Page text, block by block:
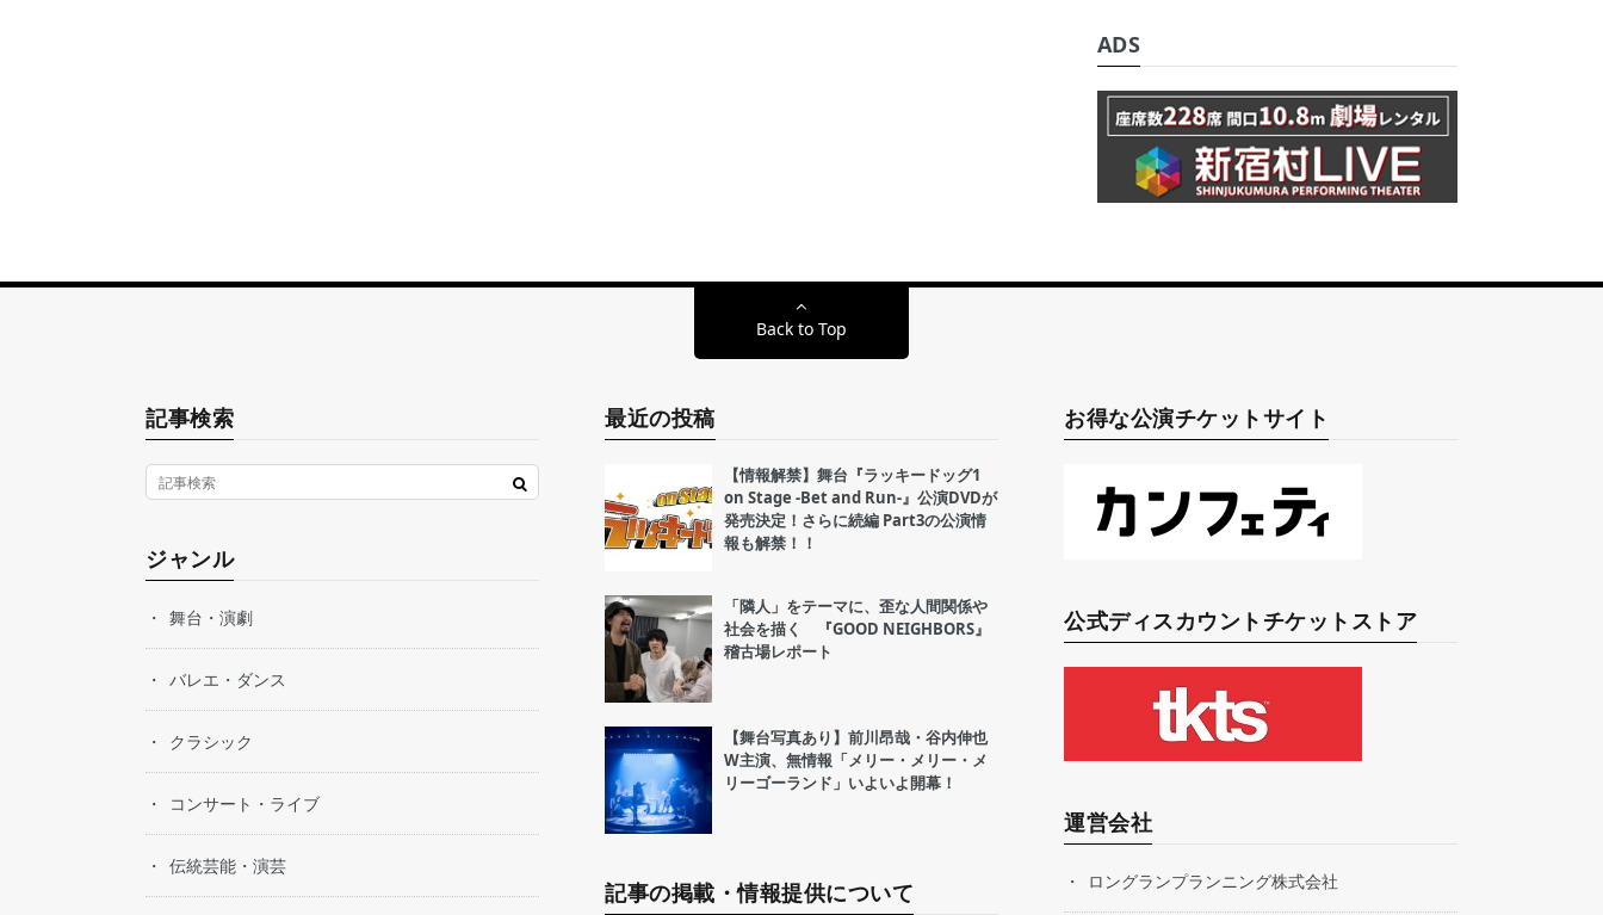
ADS
Back to Top
記事検索
ジャンル
舞台・演劇
バレエ・ダンス
クラシック
コンサート・ライブ
伝統芸能・演芸
最近の投稿
【情報解禁】舞台『ラッキードッグ1
on Stage -Bet and Run-』公演DVDが
発売決定！さらに続編 Part3の公演情
報も解禁！！
「隣人」をテーマに、歪な人間関係や
社会を描く 『GOOD NEIGHBORS』
稽古場レポート
【舞台写真あり】前川昂哉・谷内伸也
W主演、無情報「メリー・メリー・メ
リーゴーランド」いよいよ開幕！
記事の掲載・情報提供について
お得な公演チケットサイト
公式ディスカウントチケットストア
運営会社
ロングランプランニング株式会社